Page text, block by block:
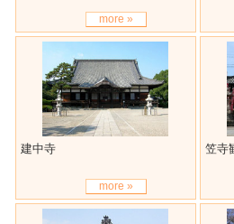
more »
建中寺
more »
笠寺